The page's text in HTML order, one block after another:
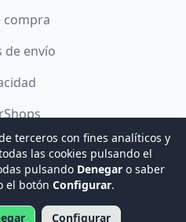
compra
de envío
e Inmótica Ingenieros, S.L.
terceros con fines analíticos y
las cookies pulsando el
pulsando Denegar o saber
el botón Configurar.
Configurar